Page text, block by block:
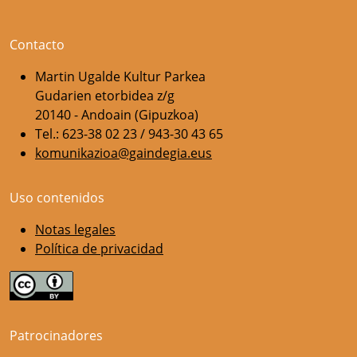
Contacto
Martin Ugalde Kultur Parkea
Gudarien etorbidea z/g
20140 - Andoain (Gipuzkoa)
Tel.: 623-38 02 23 / 943-30 43 65
komunikazioa@gaindegia.eus
Uso contenidos
Notas legales
Política de privacidad
Patrocinadores